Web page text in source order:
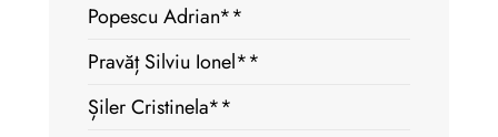
Popescu Adrian**
Pravăț Silviu Ionel**
Șiler Cristinela**